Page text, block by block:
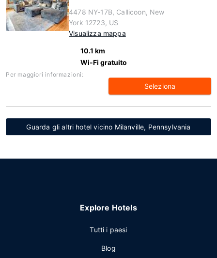
4478 NY-17B, Callicoon, New
York 12723, US
Visualizza mappa
10.1 km
Wi-Fi gratuito
Per maggiori informazioni:
Seleziona
Guarda gli altri hotel vicino Milanville, Pennsylvania
Explore Hotels
Tutti i paesi
Blog